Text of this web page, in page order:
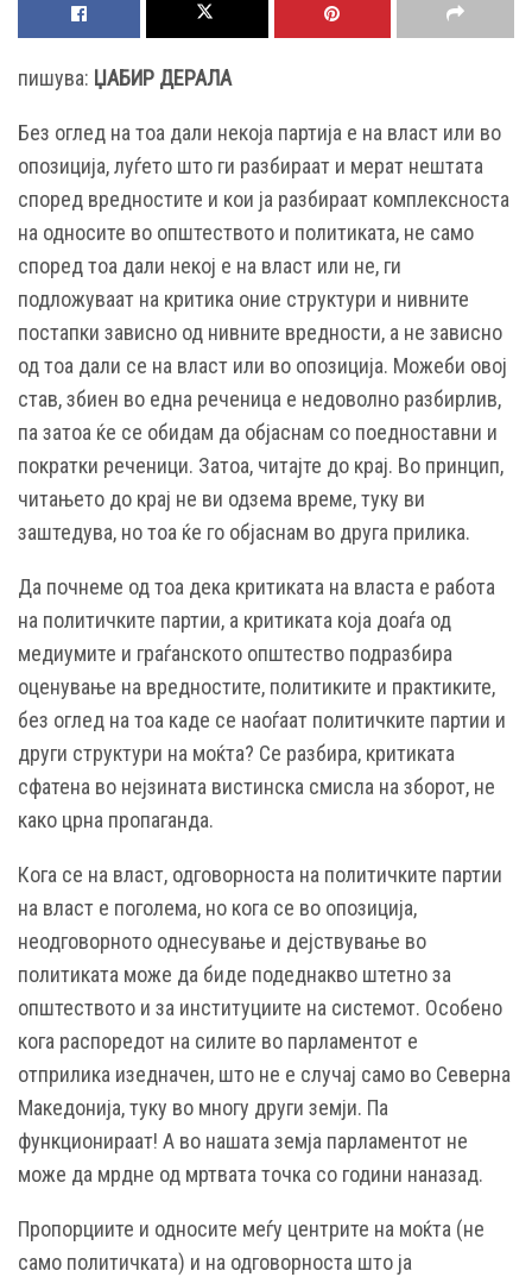
пишува: ЏАБИР ДЕРАЛА
Без оглед на тоа дали некоја партија е на власт или во
опозиција, луѓето што ги разбираат и мерат нештата
според вредностите и кои ја разбираат комплексноста
на односите во општеството и политиката, не само
според тоа дали некој е на власт или не, ги
подложуваат на критика оние структури и нивните
постапки зависно од нивните вредности, а не зависно
од тоа дали се на власт или во опозиција. Можеби овој
став, збиен во една реченица е недоволно разбирлив,
па затоа ќе се обидам да објаснам со поедноставни и
пократки реченици. Затоа, читајте до крај. Во принцип,
читањето до крај не ви одзема време, туку ви
заштедува, но тоа ќе го објаснам во друга прилика.
Да почнеме од тоа дека критиката на власта е работа
на политичките партии, а критиката која доаѓа од
медиумите и граѓанското општество подразбира
оценување на вредностите, политиките и практиките,
без оглед на тоа каде се наоѓаат политичките партии и
други структури на моќта? Се разбира, критиката
сфатена во нејзината вистинска смисла на зборот, не
како црна пропаганда.
Кога се на власт, одговорноста на политичките партии
на власт е поголема, но кога се во опозиција,
неодговорното однесување и дејствување во
политиката може да биде подеднакво штетно за
општеството и за институциите на системот. Особено
кога распоредот на силите во парламентот е
отприлика изедначен, што не е случај само во Северна
Македонија, туку во многу други земји. Па
функционираат! А во нашата земја парламентот не
може да мрдне од мртвата точка со години наназад.
Пропорциите и односите меѓу центрите на моќта (не
само политичката) и на одговорноста што ја